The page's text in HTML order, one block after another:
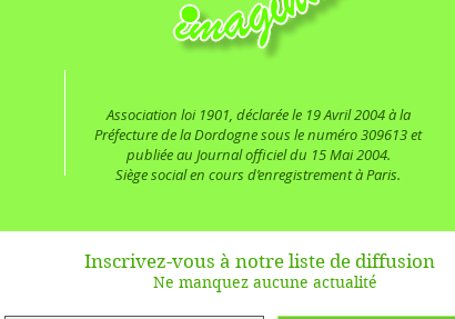
Association loi 1901, déclarée le 19 Avril 2004 à la
Préfecture de la Dordogne sous le numéro 309613 et
publiée au Journal officiel du 15 Mai 2004.
Siège social en cours d’enregistrement à Paris.
Inscrivez-vous à notre liste de diffusion
Ne manquez aucune actualité